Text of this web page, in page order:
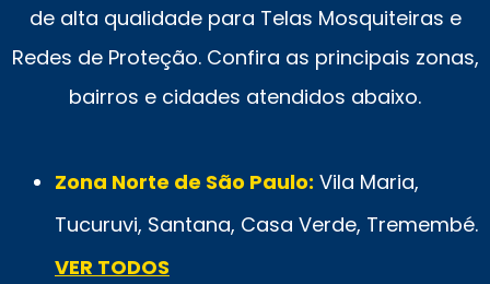
de alta qualidade para Telas Mosquiteiras e
Redes de Proteção. Confira as principais zonas,
bairros e cidades atendidos abaixo.
Zona Norte de São Paulo: Vila Maria,
Tucuruvi, Santana, Casa Verde, Tremembé.
VER TODOS